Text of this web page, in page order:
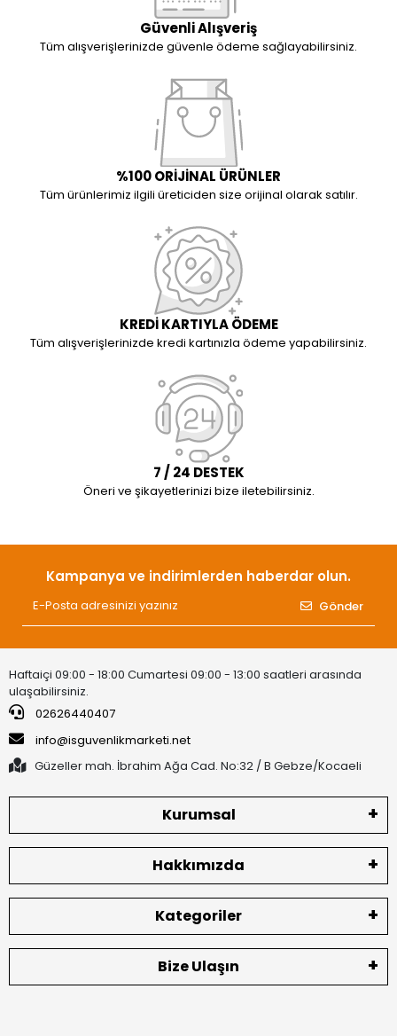
Güvenli Alışveriş
Tüm alışverişlerinizde güvenle ödeme sağlayabilirsiniz.
%100 ORİJİNAL ÜRÜNLER
Tüm ürünlerimiz ilgili üreticiden size orijinal olarak satılır.
KREDİ KARTIYLA ÖDEME
Tüm alışverişlerinizde kredi kartınızla ödeme yapabilirsiniz.
7 / 24 DESTEK
Öneri ve şikayetlerinizi bize iletebilirsiniz.
Kampanya ve indirimlerden haberdar olun.
Gönder
Haftaiçi 09:00 - 18:00 Cumartesi 09:00 - 13:00 saatleri arasında
ulaşabilirsiniz.
02626440407
info@isguvenlikmarketi.net
Güzeller mah. İbrahim Ağa Cad. No:32 / B Gebze/Kocaeli
Kurumsal
Hakkımızda
Kategoriler
Bize Ulaşın